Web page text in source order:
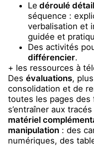
Le déroulé
séquence :
verbalisation et
guidée et
Des activités
différencier.
+ les ressources à
Des évaluations,
consolidation et de
toutes les pages des
s’entraîner aux
matériel
manipulation : des
numériques, des